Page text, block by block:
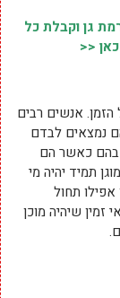
גן וקבלת כל
<<
הזמן. אנשים רבים
נמצאים לבדם
בהם כאשר הם
תמיד יהיה מי
תחול
זמין שיהיה מוכן